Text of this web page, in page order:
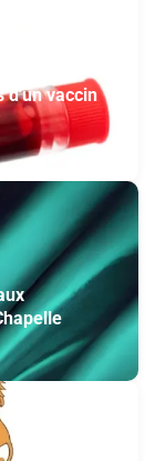
d'un vaccin